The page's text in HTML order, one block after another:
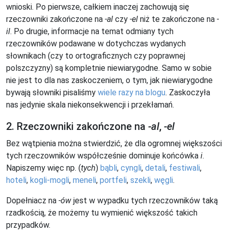
wnioski. Po pierwsze, całkiem inaczej zachowują się
rzeczowniki zakończone na -al czy -el niż te zakończone na -
il. Po drugie, informacje na temat odmiany tych
rzeczowników podawane w dotychczas wydanych
słownikach (czy to ortograficznych czy poprawnej
polszczyzny) są kompletnie niewiarygodne. Samo w sobie
nie jest to dla nas zaskoczeniem, o tym, jak niewiarygodne
bywają słowniki pisaliśmy wiele razy na blogu. Zaskoczyła
nas jedynie skala niekonsekwencji i przekłamań.
2. Rzeczowniki zakończone na -al, -el
Bez wątpienia można stwierdzić, że dla ogromnej większości
tych rzeczowników współcześnie dominuje końcówka i.
Napiszemy więc np. (tych) bąbli, cyngli, detali, festiwali,
hoteli, kogli-mogli, meneli, portfeli, szekli, węgli.
Dopełniacz na -ów jest w wypadku tych rzeczowników taką
rzadkością, że możemy tu wymienić większość takich
przypadków.